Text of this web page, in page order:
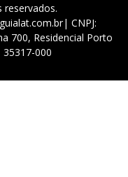
CNPJ:
700, Residencial Porto
35317-000